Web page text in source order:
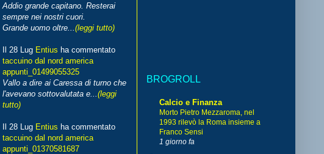
Addio grande capitano. Resterai
sempre nei nostri cuori.
Grande uomo oltre... (leggi tutto)
Il 28 Lug Entius ha commentato
taccuino dal nord america
appunti_01499055325
Vallo a dire ai Caressa di turno che
l'avevano sottovalutata e... (leggi
tutto)
Il 28 Lug Entius ha commentato
taccuino dal nord america
appunti_01370581687
BROGROLL
Calcio e Finanza
Morto Pietro Mezzaroma, nel
1993 rilevò la Roma insieme a
Franco Sensi
1 giorno fa